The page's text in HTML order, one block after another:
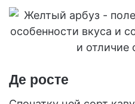
Де росте